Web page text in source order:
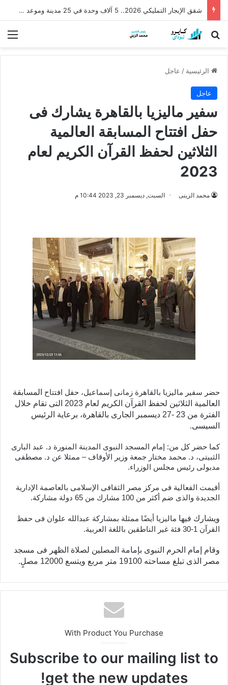
شقق الإيجار التمليكي 2026.. 5 آلاف وحدة في 25 مدينة وموعد الطرح وشروط التقديم
بحث عن
الرئيسية / عاجل
عاجل
سفير ماليزيا بالقاهرة يشارك فى
حفل افتتاح المسابقة العالمية
الثلاثين لحفظ القرآن الكريم لعام
2023
محمد الزينى السبت, ديسمبر 23, 2023 10:44 م
حضر سفير ماليزيا بالقاهرة زمانى إسماعيل، حفل افتتاح
المسابقة
العالمية الثلاثين لحفظ القرآن الكريم لعام 2023 التى تقام خلال
الفترة من 23 -27 ديسمبر الجارى بالقاهرة، برعاية الرئيس
السيسى.
كما حضر كل من: إمام المسجد النبوى المدينة المنورة د. عبد البارى
الثبيتى، د. محمد مختار جمعة وزير الأوقاف – ممثلا عن د. مصطفى
مدبولى رئيس مجلس الوزراء.
أقيمت الفعالية فى مركز مصر الثقافى الإسلامى بالعاصمة الإدارية
الجديدة والذى ضم أكثر من 100 مشارك من 65 دولة مشاركة.
ويشارك فيها ماليزيا أيضًا ممثلة بمشاركة عبدالله علوان فى حفظ
القرآن 1-30 فئة غير الناطقين باللغة العربية.
وقام إمام الحرم النبوى بإمامة المصلين لصلاة الظهر فى مسجد
مصر الذى تبلغ مساحته 19100 متر مربع ويتسع 12000 مصلٍ.
With Product You Purchase
Subscribe to our mailing list to
get the new updates!